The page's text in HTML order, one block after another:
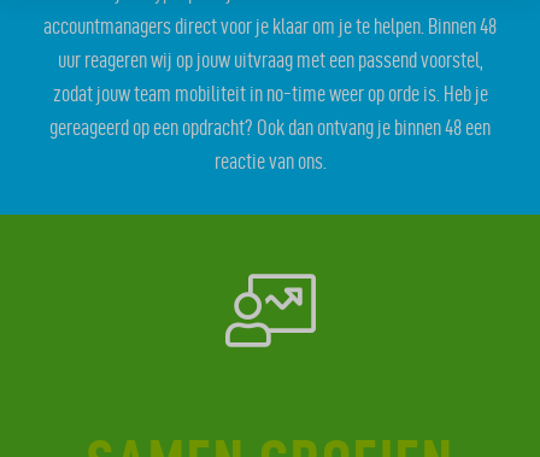
accountmanagers direct voor je klaar om je te helpen. Binnen 48
uur reageren wij op jouw uitvraag met een passend voorstel,
zodat jouw team mobiliteit in no-time weer op orde is. Heb je
gereageerd op een opdracht? Ook dan ontvang je binnen 48 een
reactie van ons.